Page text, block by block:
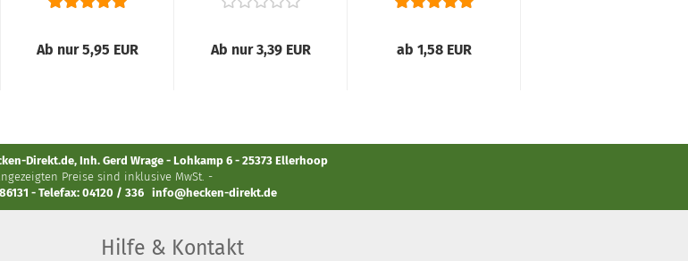
(Storchschnabel...
Ab nur 5,95 EUR
(Balkan-
Ab nur 3,39 EUR
'Rubra'),...
ab 1,58 EUR
Direkt.de, Inh. Gerd Wrage - Lohkamp 6 - 25373 Ellerhoop
Preise sind inklusive MwSt. -
- Telefax: 04120 / 336 info@hecken-direkt.de
Hilfe & Kontakt